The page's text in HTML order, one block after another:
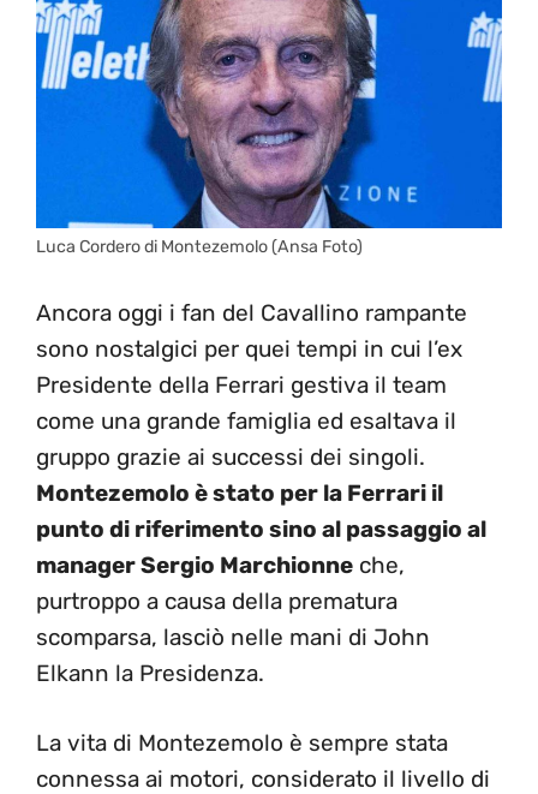
Luca Cordero di Montezemolo (Ansa Foto)
Ancora oggi i fan del Cavallino rampante
sono nostalgici per quei tempi in cui l’ex
Presidente della Ferrari gestiva il team
come una grande famiglia ed esaltava il
gruppo grazie ai successi dei singoli.
Montezemolo è stato per la Ferrari il
punto di riferimento sino al passaggio al
manager Sergio Marchionne che,
purtroppo a causa della prematura
scomparsa, lasciò nelle mani di John
Elkann la Presidenza.
La vita di Montezemolo è sempre stata
connessa ai motori, considerato il livello di